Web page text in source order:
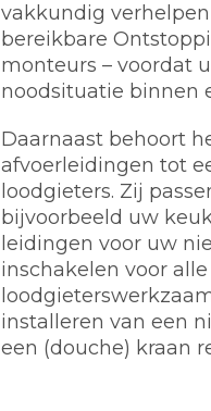
vakkundig
bereikbare
monteurs – voordat
noodsituatie binnen
Daarnaast behoort
afvoerleidingen tot
loodgieters. Zij
bijvoorbeeld uw
leidingen voor uw
inschakelen voor
installeren van een
een (douche) kraan